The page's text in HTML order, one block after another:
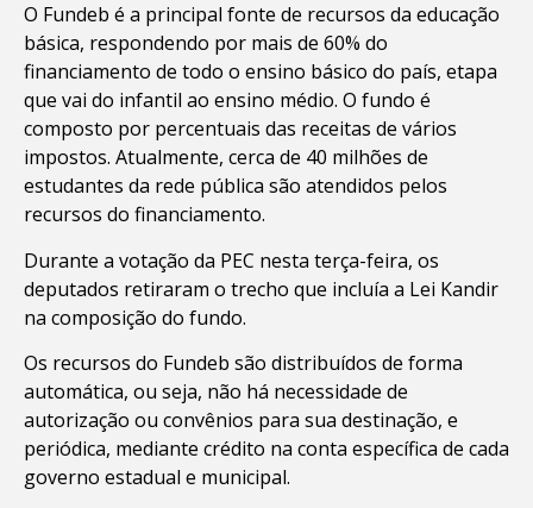
O Fundeb é a principal fonte de recursos da educação
básica, respondendo por mais de 60% do
financiamento de todo o ensino básico do país, etapa
que vai do infantil ao ensino médio. O fundo é
composto por percentuais das receitas de vários
impostos. Atualmente, cerca de 40 milhões de
estudantes da rede pública são atendidos pelos
recursos do financiamento.
Durante a votação da PEC nesta terça-feira, os
deputados retiraram o trecho que incluía a Lei Kandir
na composição do fundo.
Os recursos do Fundeb são distribuídos de forma
automática, ou seja, não há necessidade de
autorização ou convênios para sua destinação, e
periódica, mediante crédito na conta específica de cada
governo estadual e municipal.